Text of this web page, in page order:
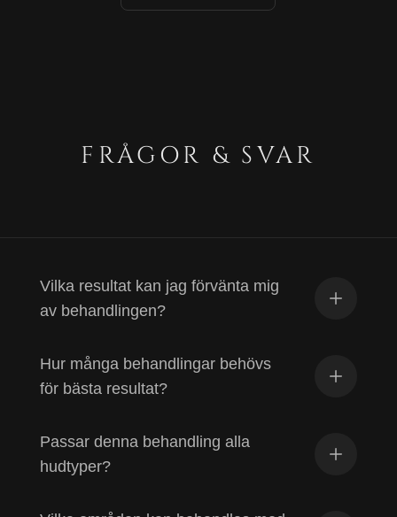
FRÅGOR & SVAR
Vilka resultat kan jag förvänta mig
av behandlingen?
Hur många behandlingar behövs
för bästa resultat?
Passar denna behandling alla
hudtyper?